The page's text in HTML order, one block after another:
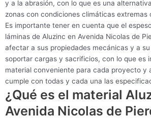
y a la abrasión, con lo que es una
zonas con condiciones climáticas extremas
Es importante tener en cuenta que el
láminas de Aluzinc en Avenida Nicolas de
afectar a sus propiedades mecánicas y a
soportar cargas y sacrificios, con lo que es
material conveniente para cada proyecto y
cumple con todas y cada una las
¿Qué es el material
Avenida Nicolas de